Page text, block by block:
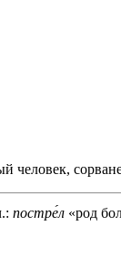
человек,
постре́л «род